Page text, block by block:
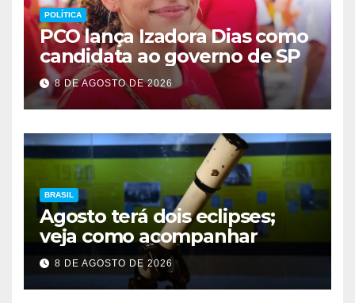
POLÍTICA
PCO lança Izadora Dias como
candidata ao governo de SP
8 DE AGOSTO DE 2026
BRASIL
Agosto terá dois eclipses;
veja como acompanhar
8 DE AGOSTO DE 2026